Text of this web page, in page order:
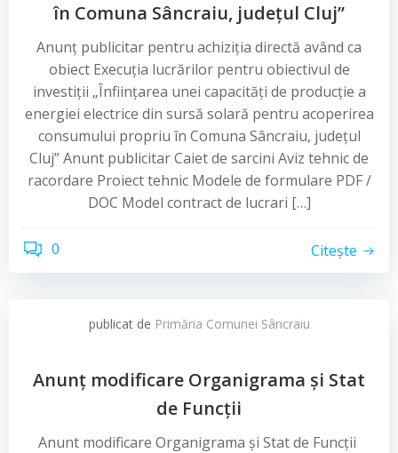
în Comuna Sâncraiu, județul Cluj”
Anunț publicitar pentru achiziția directă având ca
obiect Execuția lucrărilor pentru obiectivul de
investiții „Înființarea unei capacități de producție a
energiei electrice din sursă solară pentru acoperirea
consumului propriu în Comuna Sâncraiu, județul
Cluj” Anunt publicitar Caiet de sarcini Aviz tehnic de
racordare Proiect tehnic Modele de formulare PDF /
DOC Model contract de lucrari […]
0 Citește
publicat de Primăria Comunei Sâncraiu
Anunț modificare Organigrama și Stat
de Funcții
Anunt modificare Organigrama și Stat de Funcții